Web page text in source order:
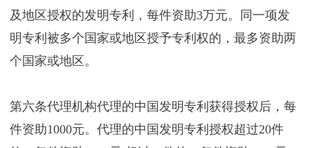
及地区授权的发明专利，每件资助3万元。同一项发
明专利被多个国家或地区授予专利权的，最多资助两
个国家或地区。
第六条代理机构代理的中国发明专利获得授权后，每
件资助1000元。代理的中国发明专利授权超过20件